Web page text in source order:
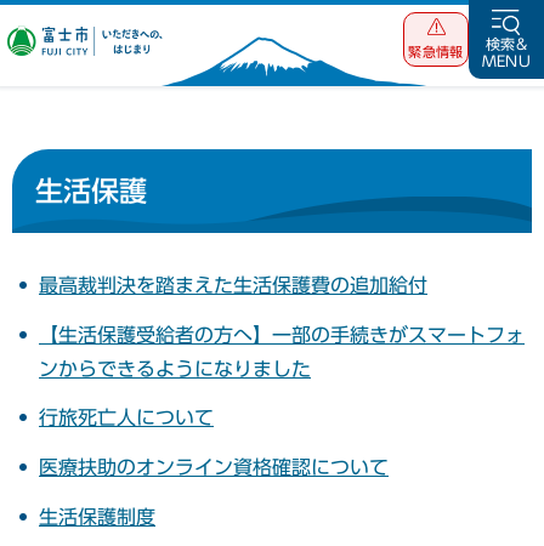
富士市 いただ
緊急情報
検索&
MENU
生活保護
最高裁判決を踏まえた生活保護費の追加給付
【生活保護受給者の方へ】一部の手続きがスマートフォ
ンからできるようになりました
行旅死亡人について
医療扶助のオンライン資格確認について
生活保護制度